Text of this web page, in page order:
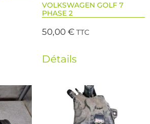
VOLKSWAGEN GOLF 7
PHASE 2
50,00€ TTC
Détails